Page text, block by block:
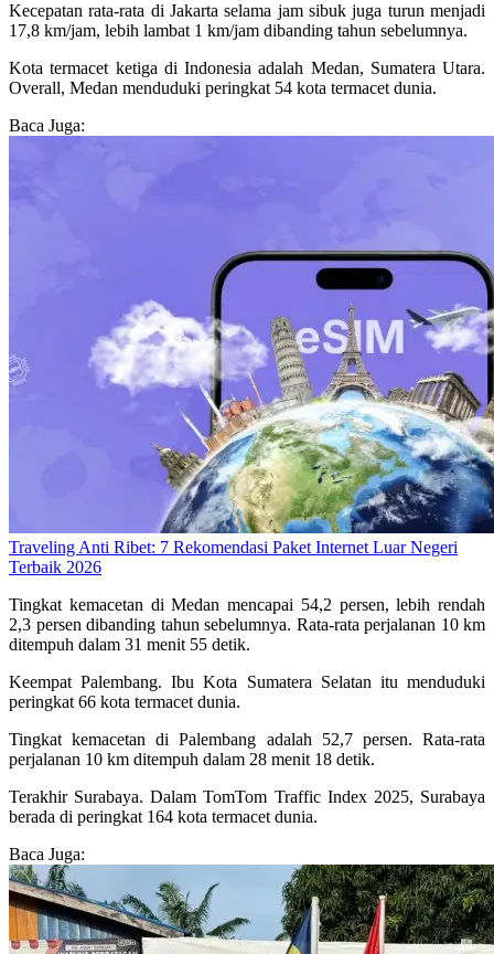
Kecepatan rata-rata di Jakarta selama jam sibuk juga turun menjadi
17,8 km/jam, lebih lambat 1 km/jam dibanding tahun sebelumnya.
Kota termacet ketiga di Indonesia adalah Medan, Sumatera Utara.
Overall, Medan menduduki peringkat 54 kota termacet dunia.
Baca Juga:
Traveling Anti Ribet: 7 Rekomendasi Paket Internet Luar Negeri
Terbaik 2026
Tingkat kemacetan di Medan mencapai 54,2 persen, lebih rendah
2,3 persen dibanding tahun sebelumnya. Rata-rata perjalanan 10 km
ditempuh dalam 31 menit 55 detik.
Keempat Palembang. Ibu Kota Sumatera Selatan itu menduduki
peringkat 66 kota termacet dunia.
Tingkat kemacetan di Palembang adalah 52,7 persen. Rata-rata
perjalanan 10 km ditempuh dalam 28 menit 18 detik.
Terakhir Surabaya. Dalam TomTom Traffic Index 2025, Surabaya
berada di peringkat 164 kota termacet dunia.
Baca Juga: